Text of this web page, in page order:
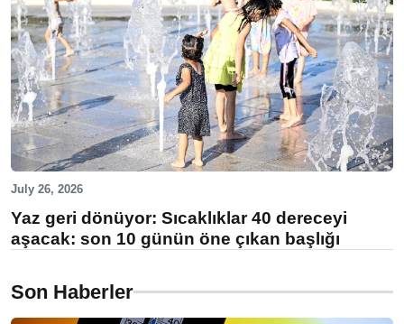
July 26, 2026
Yaz geri dönüyor: Sıcaklıklar 40 dereceyi
aşacak: son 10 günün öne çıkan başlığı
Son Haberler